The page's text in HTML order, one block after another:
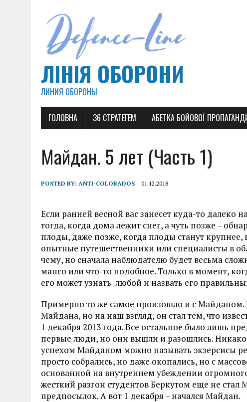
ЛІНІЯ ОБОРОНИ
ЛИНИЯ ОБОРОНЫ
ГОЛОВНА 36 СТРАТЕГЕМ АБЕТКА БОЙОВОЇ
Майдан. 5 лет (Часть 1)
POSTED BY: ANTI-COLORADOS 01.12.2018
Если ранней весной вас занесет куда-то далеко
тогда, когда дома лежит снег, а чуть позже –
плоды, даже позже, когда плоды станут крупнее,
опытные путешественники или специалисты в
чему, но сначала наблюдателю будет весьма
манго или что-то подобное. Только в момент,
его может узнать любой и назвать его
Примерно то же самое произошло и с Майданом.
Майдана, но на наш взгляд, он стал тем, что
1 декабря 2013 года. Все остальное было лишь
первые люди, но они вышли и разошлись.
успехом Майданом можно называть экзерсисы
просто собрались, но даже окопались, но с
основанной на внутреннем убеждении
жесткий разгон студентов Беркутом еще не
предпосылок. А вот 1 декабря – начался Майдан.